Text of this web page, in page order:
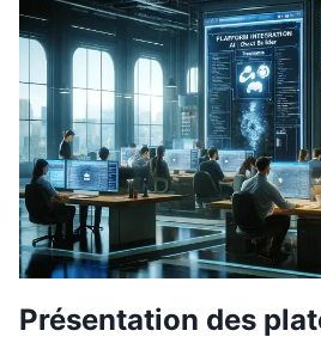
Présentation des